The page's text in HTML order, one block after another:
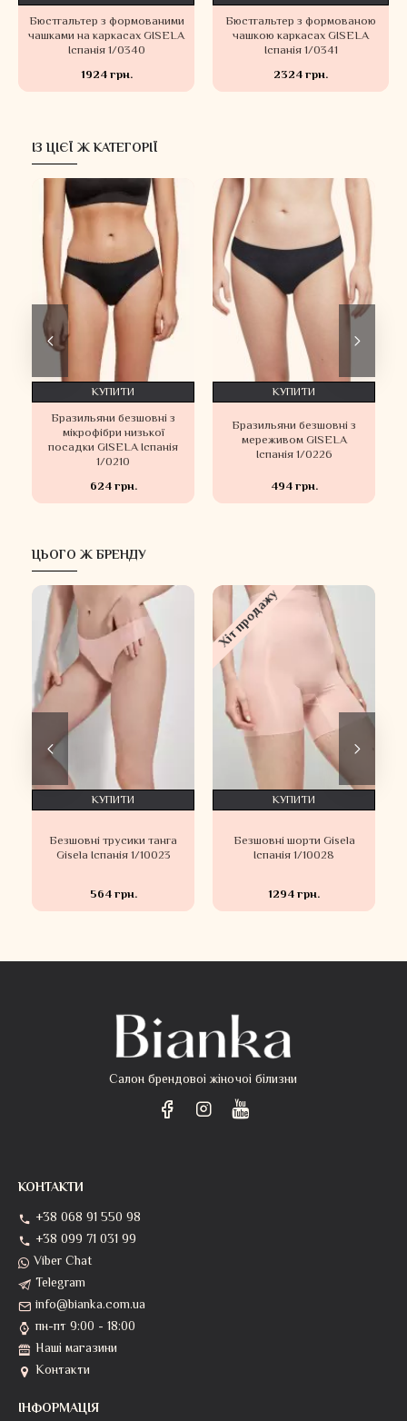
Бюстгальтер з формованими
чашками на каркасах GISELA
Іспанія 1/0340
1924 грн.
Бюстгальтер з формованою
чашкою каркасах GISELA
Іспанія 1/0341
2324 грн.
ІЗ ЦІЄЇ Ж КАТЕГОРІЇ
Бразильяни безшовні з
мікрофібри низької
посадки GISELA Іспанія
1/0210
624 грн.
КУПИТИ
Бразильяни безшовні з
мереживом GISELA
Іспанія 1/0226
494 грн.
КУПИТИ
ЦЬОГО Ж БРЕНДУ
Безшовні трусики танга
Gisela Іспанія 1/10023
564 грн.
КУПИТИ
Хіт продажу
Безшовні шорти Gisela
Іспанія 1/10028
1294 грн.
КУПИТИ
Салон брендовоі жіночоі білизни
КОНТАКТИ
+38 068 91 550 98
+38 099 71 031 99
Viber Chat
Telegram
info@bianka.com.ua
пн-пт 9:00 - 18:00
Наші магазини
Контакти
ІНФОРМАЦІЯ